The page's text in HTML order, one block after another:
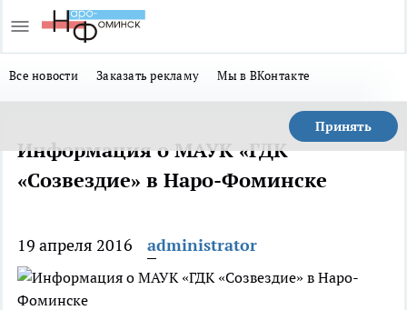
Все новости Заказать рекламу Мы в ВКонтакте
Принять
Информация о МАУК «ГДК
«Созвездие» в Наро-Фоминске
19 апреля 2016 administrator